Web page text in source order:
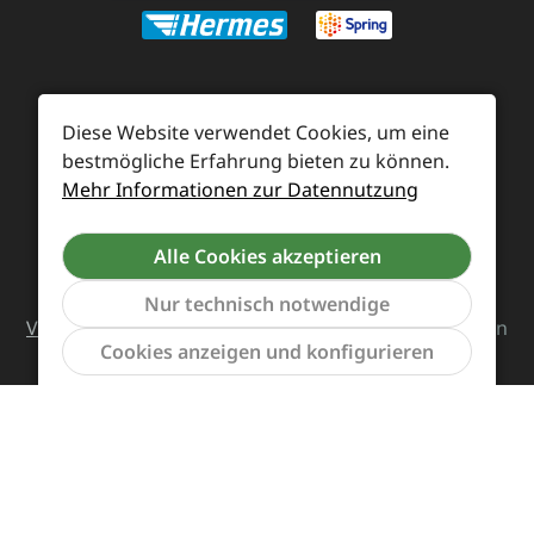
Zahlung und Versand
Widerrufsrecht und Rücksendung
Kontakt
Händleranfragen
Cookie-Voreinstellungen
Alle Preise inkl. gesetzl. Mehrwertsteuer zzgl.
Versandkostenund ggf. Nachnahmegebühren, wenn
nicht anders angegeben.
Diese Website verwendet Cookies, um eine
bestmögliche Erfahrung bieten zu können.
Mehr Informationen zur Datennutzung
Alle Cookies akzeptieren
Nur technisch notwendige
Cookies anzeigen und konfigurieren